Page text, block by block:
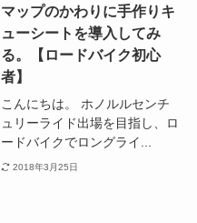
マップのかわりに手作りキ
ューシートを導入してみ
る。【ロードバイク初心
者】
こんにちは。 ホノルルセンチ
ュリーライド出場を目指し、ロ
ードバイクでロングライ...
2018年3月25日